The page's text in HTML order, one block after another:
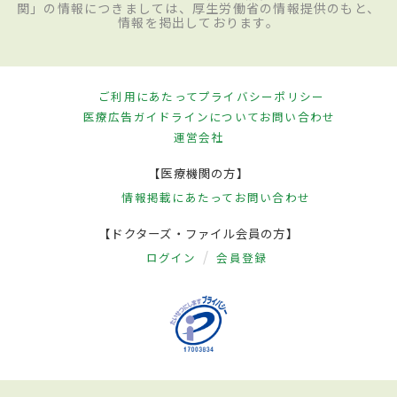
関」の情報につきましては、厚生労働省の情報提供のもと、
情報を掲出しております。
ご利用にあたってプライバシーポリシー
医療広告ガイドラインについてお問い合わせ
運営会社
【医療機関の方】
情報掲載にあたって お問い合わせ
【ドクターズ・ファイル会員の方】
ログイン 会員登録